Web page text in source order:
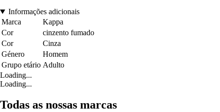
Informações adicionais
Marca
Kappa
Cor
cinzento fumado
Cor
Cinza
Género
Homem
Grupo etário Adulto
Loading...
Loading...
Todas as nossas marcas